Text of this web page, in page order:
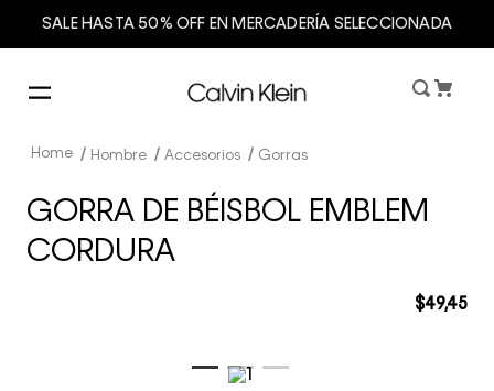
SALE HASTA 50% OFF EN MERCADERÍA SELECCIONADA
Hombre Accesorios Gorras
GORRA DE BÉISBOL EMBLEM
CORDURA
$49,45